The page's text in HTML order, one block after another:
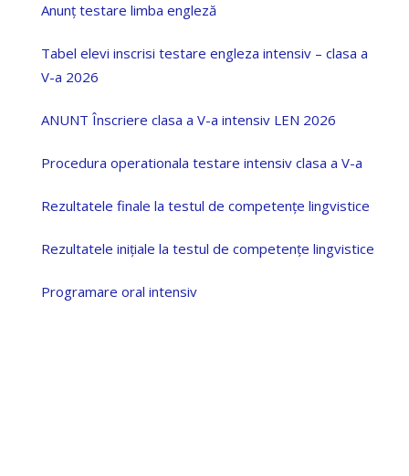
Anunț testare limba engleză
Tabel elevi inscrisi testare engleza intensiv – clasa a
V-a 2026
ANUNT Înscriere clasa a V-a intensiv LEN 2026
Procedura operationala testare intensiv clasa a V-a
Rezultatele finale la testul de competențe lingvistice
Rezultatele inițiale la testul de competențe lingvistice
Programare oral intensiv